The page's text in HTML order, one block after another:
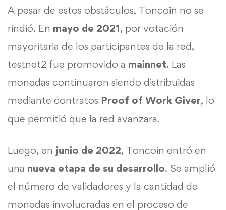
A pesar de estos obstáculos, Toncoin no se
rindió. En mayo de 2021, por votación
mayoritaria de los participantes de la red,
testnet2 fue promovido a mainnet. Las
monedas continuaron siendo distribuidas
mediante contratos Proof of Work Giver, lo
que permitió que la red avanzara.
Luego, en junio de 2022, Toncoin entró en
una nueva etapa de su desarrollo. Se amplió
el número de validadores y la cantidad de
monedas involucradas en el proceso de